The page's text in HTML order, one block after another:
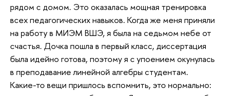
рядом с домом. Это оказалась мощная тренировка
всех педагогических навыков. Когда же меня приняли
на работу в МИЭМ ВШЭ, я была на седьмом небе от
счастья. Дочка пошла в первый класс, диссертация
была идейно готова, поэтому я с упоением окунулась
в преподавание линейной алгебры студентам.
Какие-то вещи пришлось вспомнить, это нормально: